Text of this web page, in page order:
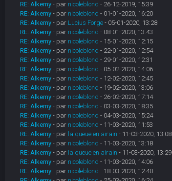
RE: Alkemy - par nicoleblond - 26-12-2019, 15:39
RE: Alkemy - par nicoleblond - 01-01-2020, 16:20
RE: Alkemy - par Lucius Forge- 05-01-2020, 13:28
RE: Alkemy - par nicoleblond - 08-01-2020, 13:43
RE: Alkemy - par nicoleblond - 15-01-2020, 12:15
RE: Alkemy - par nicoleblond - 22-01-2020, 12:54
RE: Alkemy - par nicoleblond - 29-01-2020, 12:31
RE: Alkemy - par nicoleblond - 05-02-2020, 14:06
RE: Alkemy - par nicoleblond - 12-02-2020, 12:45
RE: Alkemy - par nicoleblond - 19-02-2020, 13:06
RE: Alkemy - par nicoleblond - 26-02-2020, 17:14
RE: Alkemy - par nicoleblond - 03-03-2020, 18:35
RE: Alkemy - par nicoleblond - 04-03-2020, 15:24
RE: Alkemy - par nicoleblond - 11-03-2020, 11:53
RE: Alkemy - par la queue en airain - 11-03-2020, 13:08
RE: Alkemy - par nicoleblond - 11-03-2020, 13:18
RE: Alkemy - par la queue en airain - 11-03-2020, 13:29
RE: Alkemy - par nicoleblond - 11-03-2020, 14:06
RE: Alkemy - par nicoleblond - 18-03-2020, 12:40